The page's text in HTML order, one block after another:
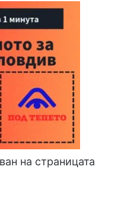
на страницата